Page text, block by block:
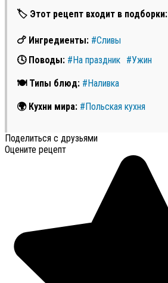
🏷 Этот рецепт входит в подборки:
🍗 Ингредиенты: #Сливы
🕓 Поводы: #На праздник #Ужин
🍽 Типы блюд: #Наливка
🌍 Кухни мира: #Польская кухня
Поделиться с друзьями
Оцените рецепт